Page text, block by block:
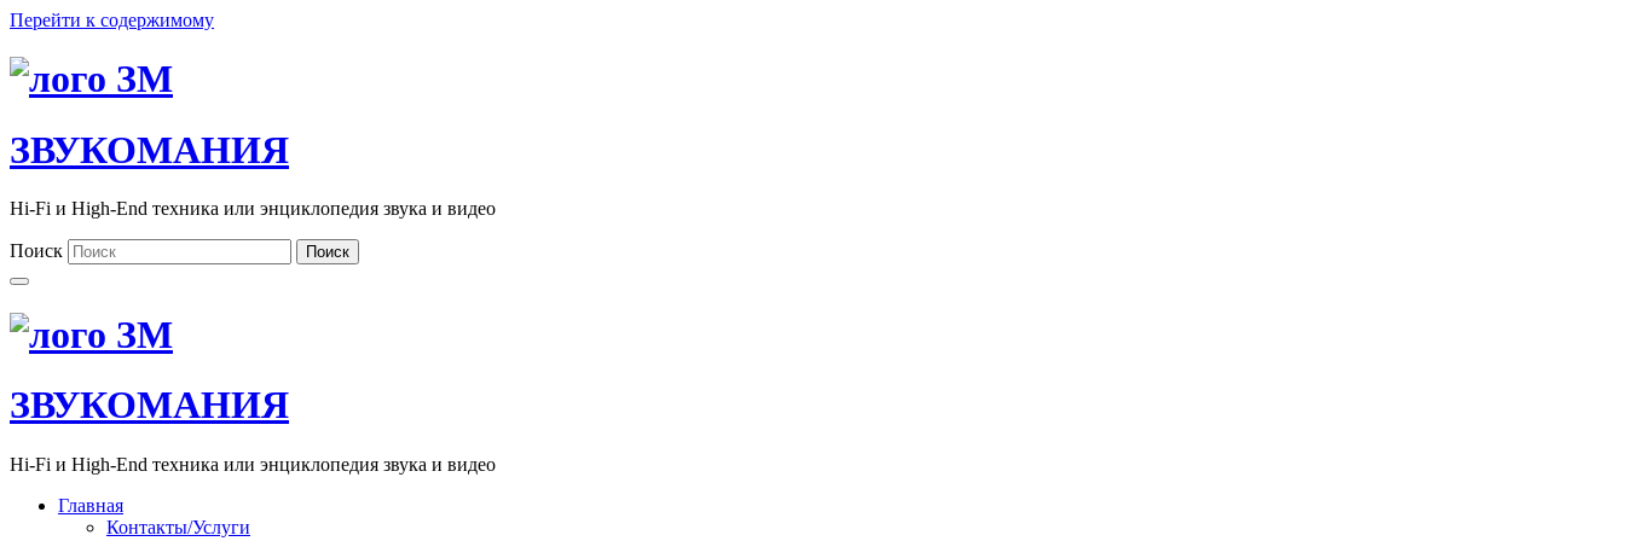
Перейти к содержимому
ЗВУКОМАНИЯ
Hi-Fi и High-End техника или энциклопедия звука и видео
Поиск Поиск
ЗВУКОМАНИЯ
Hi-Fi и High-End техника или энциклопедия звука и видео
Главная
Контакты/Услуги